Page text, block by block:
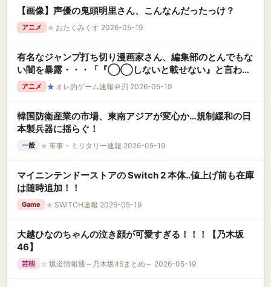
【画像】声優の鬼頭明里さん、こんなんだったっけ？
アニメ ★ おたくみくす 2026-05-19
有名なジャンプ打ち切り漫画家さん、編集部のとんでもな
い闇を暴露・・・「『◯◯しないと載せない』と言われ
て渋々描いてました」←これ、結構ヤバくね？
アニメ ★ オレ的ゲーム速報＠刃 2026-05-19
韓国防衛産業の市場、東南アジアが変心か…規制緩和の日
本製兵器に揺らぐ！
一般 ★ 軍事・ミリタリー速報 2026-05-19
マイニンテンドーストアの Switch 2 本体‥値上げ前も在庫
は随時追加！！
Game ★ SWITCH速報 2026-05-19
大越ひなのちゃんの泣き顔が可愛すぎる！！！【乃木坂
46】
芸能 ☆ 坂道情報通～乃木坂46まとめ～ 2026-05-19